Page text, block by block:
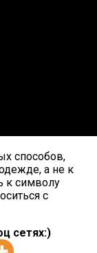
способов,
а не к
к символу
с
сетях:)